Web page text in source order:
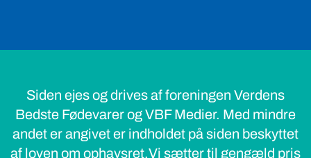
Siden ejes og drives af foreningen Verdens
Bedste Fødevarer og VBF Medier. Med mindre
andet er angivet er indholdet på siden beskyttet
af loven om ophavsret.Vi sætter til gengæld pris